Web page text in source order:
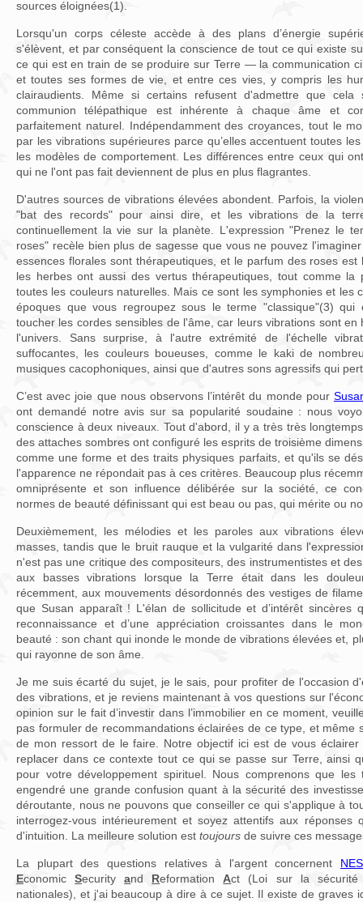
sources éloignées(1).
Lorsqu'un corps céleste accède à des plans d’énergie
s'élèvent, et par conséquent la conscience de tout ce qui existe
ce qui est en train de se produire sur Terre — la communication
et toutes ses formes de vie, et entre ces vies, y compris les
clairaudients. Même si certains refusent d'admettre que
communion télépathique est inhérente à chaque âme et
parfaitement naturel. Indépendamment des croyances, tout le
par les vibrations supérieures parce qu’elles accentuent toutes
les modèles de comportement. Les différences entre ceux qui
qui ne l'ont pas fait deviennent de plus en plus flagrantes.
D'autres sources de vibrations élevées abondent. Parfois, la
"bat des records" pour ainsi dire, et les vibrations de la
continuellement la vie sur la planète. L'expression "Prenez le
roses" recèle bien plus de sagesse que vous ne pouvez
essences florales sont thérapeutiques, et le parfum des roses
les herbes ont aussi des vertus thérapeutiques, tout comme la
toutes les couleurs naturelles. Mais ce sont les symphonies et les
époques que vous regroupez sous le terme "classique"(3)
toucher les cordes sensibles de l'âme, car leurs vibrations sont
l'univers. Sans surprise, à l'autre extrémité de l'échelle
suffocantes, les couleurs boueuses, comme le kaki de
musiques cacophoniques, ainsi que d'autres sons agressifs qui
C’est avec joie que nous observons l’intérêt du monde pour
ont demandé notre avis sur sa popularité soudaine : nous
conscience à deux niveaux. Tout d'abord, il y a très très
des attaches sombres ont configuré les esprits de troisième
comme une forme et des traits physiques parfaits, et qu'ils se
l'apparence ne répondait pas à ces critères. Beaucoup plus
omniprésente et son influence délibérée sur la société, ce
normes de beauté définissant qui est beau ou pas, qui mérite ou
Deuxièmement, les mélodies et les paroles aux vibrations
masses, tandis que le bruit rauque et la vulgarité dans
n'est pas une critique des compositeurs, des instrumentistes et
aux basses vibrations lorsque la Terre était dans les
récemment, aux mouvements désordonnés des vestiges de
que Susan apparaît ! L'élan de sollicitude et d’intérêt sincères
reconnaissance et d’une appréciation croissantes dans le
beauté : son chant qui inonde le monde de vibrations élevées et,
qui rayonne de son âme.
Je me suis écarté du sujet, je le sais, pour profiter de l'occasion
des vibrations, et je reviens maintenant à vos questions sur
opinion sur le fait d’investir dans l’immobilier en ce moment,
pas formuler de recommandations éclairées de ce type, et même
de mon ressort de le faire. Notre objectif ici est de vous
replacer dans ce contexte tout ce qui se passe sur Terre, ainsi
pour votre développement spirituel. Nous comprenons que les
engendré une grande confusion quant à la sécurité des
déroutante, nous ne pouvons que conseiller ce qui s'applique à
interrogez-vous intérieurement et soyez attentifs aux réponses
d'intuition. La meilleure solution est toujours de suivre ces
La plupart des questions relatives à l'argent concernent
EconomicSecurityand Reformation Act (Loi sur la sécurité
nationales), et j'ai beaucoup à dire à ce sujet. Il existe de graves